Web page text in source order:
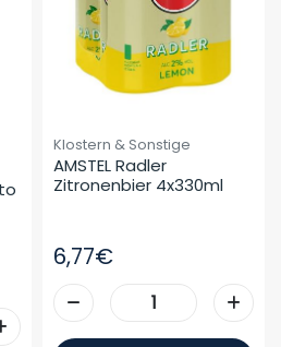
Klostern & Sonstige
AMSTEL Radler
Zitronenbier 4x330ml
6,77€